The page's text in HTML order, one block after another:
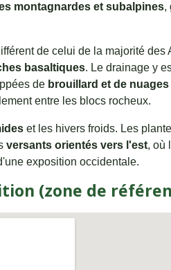
montagnardes et subalpines,
de celui de la majorité
basaltiques. Le drainage y
de brouillard et de nuages
entre les blocs rocheux.
et les hivers froids. Les
versants orientés vers l'est, où
exposition occidentale.
(zone de